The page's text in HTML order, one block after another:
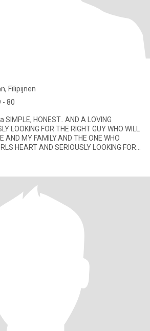
Filipijnen
- 80
AND A LOVING
AND MY FAMILY.AND THE ONE WHO
HEART AND SERIOUSLY LOOKING FOR